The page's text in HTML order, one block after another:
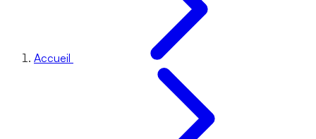
Accueil